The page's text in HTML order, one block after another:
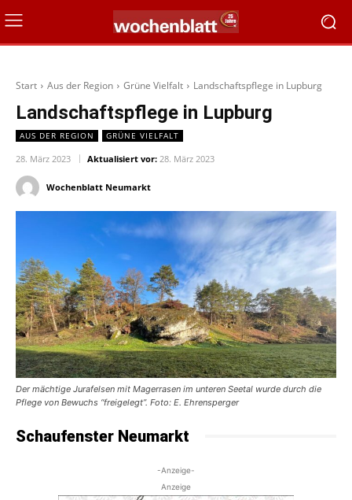
Start Aus der Region Grüne Vielfalt Landschaftspflege in Lupburg
Landschaftspflege in Lupburg
AUS DER REGION GRÜNE VIELFALT
28. März 2023 Aktualisiert vor: 28. März 2023
Wochenblatt Neumarkt
Der mächtige Jurafelsen mit Magerrasen im unteren Seetal wurde durch die
Pflege von Bewuchs “freigelegt”. Foto: E. Ehrensperger
Schaufenster Neumarkt
-Anzeige-
Anzeige